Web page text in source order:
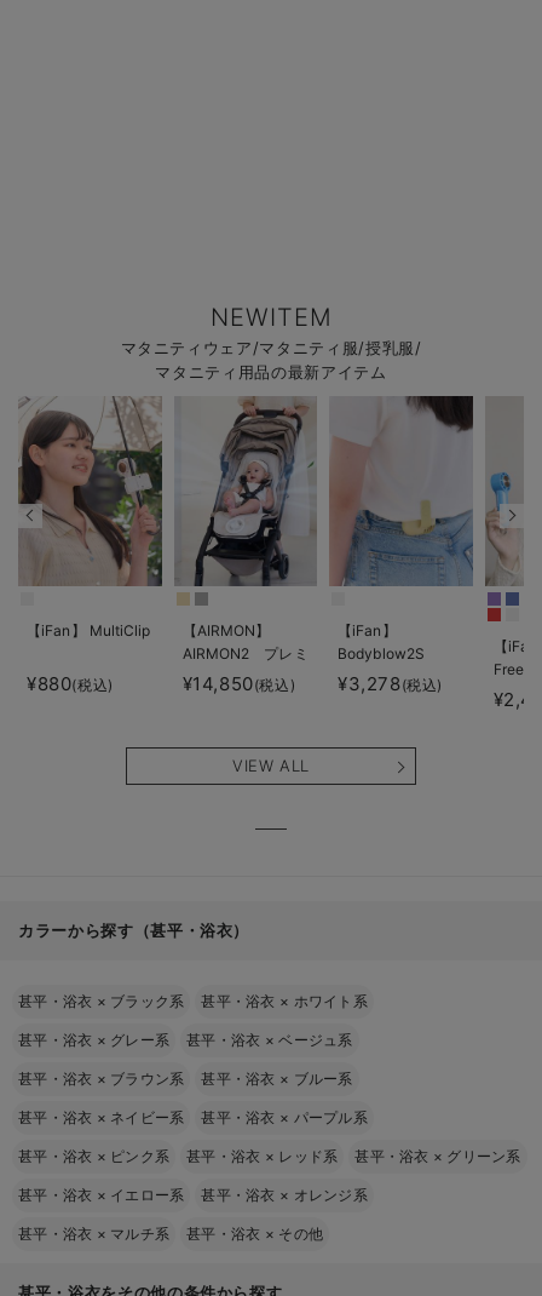
NEWITEM
マタニティウェア/マタニティ服/授乳服/
マタニティ用品の最新アイテム
【iFan】 MultiClip
¥880(税込)
【AIRMON】
AIRMON2 プレミ
アム
¥14,850(税込)
【iFan】
Bodyblow2S
¥3,278(税込)
【
Freeze
VIEW ALL
カラーから探す（甚平・浴衣）
甚平・浴衣 × ブラック系 甚平・浴衣 × ホワイト系
甚平・浴衣 × グレー系 甚平・浴衣 ×ベージュ系
甚平・浴衣 × ブラウン系 甚平・浴衣 × ブルー系
甚平・浴衣 × ネイビー系 甚平・浴衣 × パープル系
甚平・浴衣 × ピンク系 甚平・浴衣 × レッド系 甚平・浴衣 × グリーン系
甚平・浴衣 × イエロー系 甚平・浴衣 × オレンジ系
甚平・浴衣 × マルチ系 甚平・浴衣 × その他